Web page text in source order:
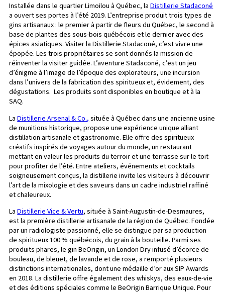
Installée dans le quartier Limoilou à Québec, laDistillerie Stadaconé
a ouvert ses portes à l’été 2019. L’entreprise produit trois types de
gins artisanaux : le premier à partir de fleurs du Québec, le second à
base de plantes des sous-bois québécois et le dernier avec des
épices asiatiques. Visiter la Distillerie Stadaconé, c’est vivre une
épopée. Les trois propriétaires se sont donnés la mission de
réinventer la visiter guidée. L’aventure Stadaconé, c’est un jeu
d’énigme à l’image de l’époque des explorateurs, une incursion
dans l’univers de la fabrication des spiritueux et, évidement, des
dégustations. Les produits sont disponibles en boutique et à la
SAQ.
LaDistillerie Arsenal & Co.,située à Québec dans une ancienne usine
de munitions historique, propose une expérience unique alliant
distillation artisanale et gastronomie. Elle offre des spiritueux
créatifs inspirés de voyages autour du monde, un restaurant
mettant en valeur les produits du terroir et une terrasse sur le toit
pour profiter de l’été. Entre ateliers, événements et cocktails
soigneusement conçus, la distillerie invite les visiteurs à découvrir
l’art de la mixologie et des saveurs dans un cadre industriel raffiné
et chaleureux.
LaDistillerie Vice & Vertu, située à Saint-Augustin-de-Desmaures,
est la première distillerie artisanale de la région de Québec. Fondée
par un radiologiste passionné, elle se distingue par sa production
de spiritueux 100 % québécois, du grain à la bouteille. Parmi ses
produits phares, le gin BeOrigin, un London Dry infusé d’écorce de
bouleau, de bleuet, de lavande et de rose, a remporté plusieurs
distinctions internationales, dont une médaille d’or aux SIP Awards
en 2018. La distillerie offre également des whiskys, des eaux-de-vie
et des éditions spéciales comme le BeOrigin Barrique Unique. Pour